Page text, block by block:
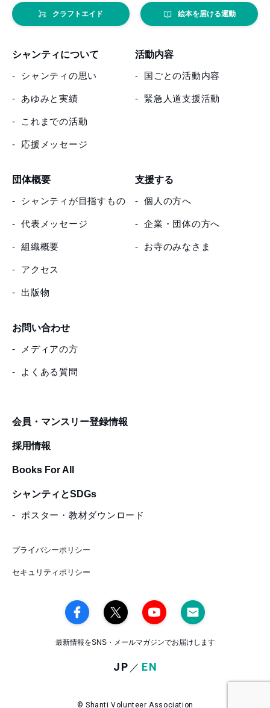
クラフトエイド 絵本を届ける運動
シャンティについて
シャンティの思い
あゆみと実績
これまでの活動
応援メッセージ
活動内容
国ごとの活動内容
緊急人道支援活動
団体概要
シャンティが目指すもの
代表メッセージ
組織概要
アクセス
出版物
支援する
個人の方へ
企業・団体の方へ
お寺のみなさま
お問い合わせ
メディアの方
よくある質問
会員・マンスリー登録情報
採用情報
Books For All
シャンティとSDGs
ポスター・教材ダウンロード
プライバシーポリシー
セキュリティポリシー
最新情報をSNS・メールマガジンでお届けします
JP／ EN
© Shanti Volunteer Association